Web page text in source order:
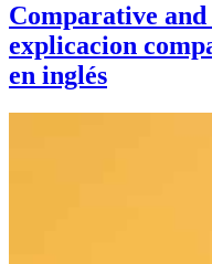
Comparative
explicacion
en inglés